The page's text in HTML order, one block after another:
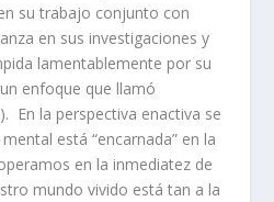
su trabajo conjunto con
en sus investigaciones y
lamentablemente por su
enfoque que llamó
En la perspectiva enactiva se
está “encarnada” en la
en la inmediatez de
mundo vivido está tan a la